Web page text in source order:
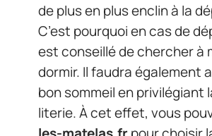
de plus en plus enclin à la
C’est pourquoi en cas de
est conseillé de chercher à
dormir. Il faudra également
bon sommeil en privilégiant
literie. À cet effet, vous